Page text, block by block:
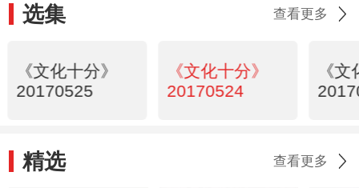
选集 查看更多
《文化十分》
20170525
《文化十分》
20170524
《
精选 查看更多